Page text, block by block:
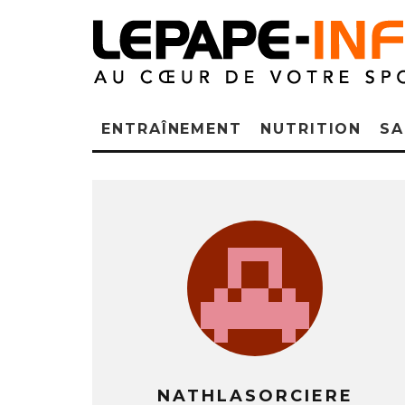
ENTRAÎNEMENT NUTRITION
NATHLASORCIERE